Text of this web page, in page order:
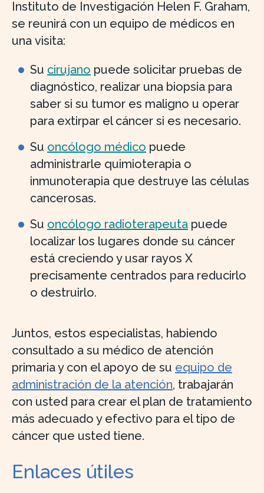
Instituto de Investigación Helen F. Graham,
se reunirá con un equipo de médicos en
una visita:
Su cirujano puede solicitar pruebas de
diagnóstico, realizar una biopsia para
saber si su tumor es maligno u operar
para extirpar el cáncer si es necesario.
Su oncólogo médico puede
administrarle quimioterapia o
inmunoterapia que destruye las células
cancerosas.
Su oncólogo radioterapeuta puede
localizar los lugares donde su cáncer
está creciendo y usar rayos X
precisamente centrados para reducirlo
o destruirlo.
Juntos, estos especialistas, habiendo
consultado a su médico de atención
primaria y con el apoyo de su equipo de
administración de la atención, trabajarán
con usted para crear el plan de tratamiento
más adecuado y efectivo para el tipo de
cáncer que usted tiene.
Enlaces útiles